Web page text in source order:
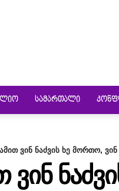
ᲡᲐᲛᲐᲠᲗᲐᲚᲘ
ვინ ნაძვის ხე მორთო, ვინ